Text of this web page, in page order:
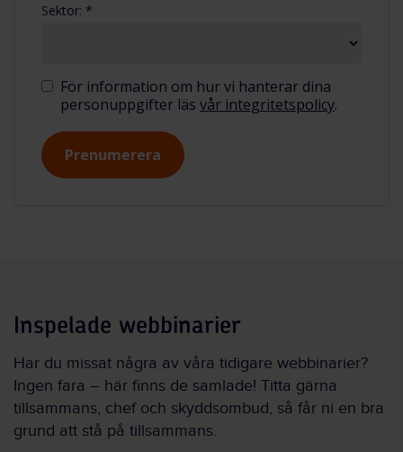
Sektor: *
För information om hur vi hanterar dina
personuppgifter läs vår integritetspolicy.
Prenumerera
Inspelade webbinarier
Har du missat några av våra tidigare webbinarier?
Ingen fara – här finns de samlade! Titta gärna
tillsammans, chef och skyddsombud, så får ni en bra
grund att stå på tillsammans.